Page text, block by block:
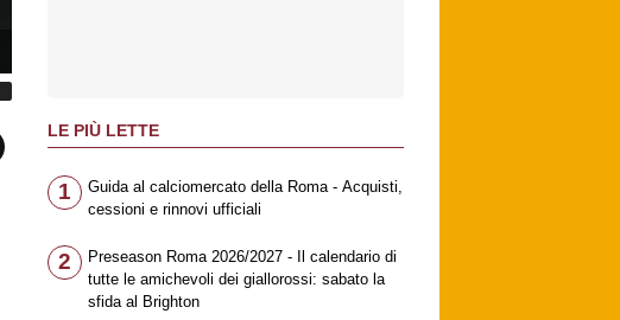
LE PIÙ LETTE
1
Guida al calciomercato della Roma - Acquisti,
cessioni e rinnovi ufficiali
2
Preseason Roma 2026/2027 - Il calendario di
tutte le amichevoli dei giallorossi: sabato la
sfida al Brighton